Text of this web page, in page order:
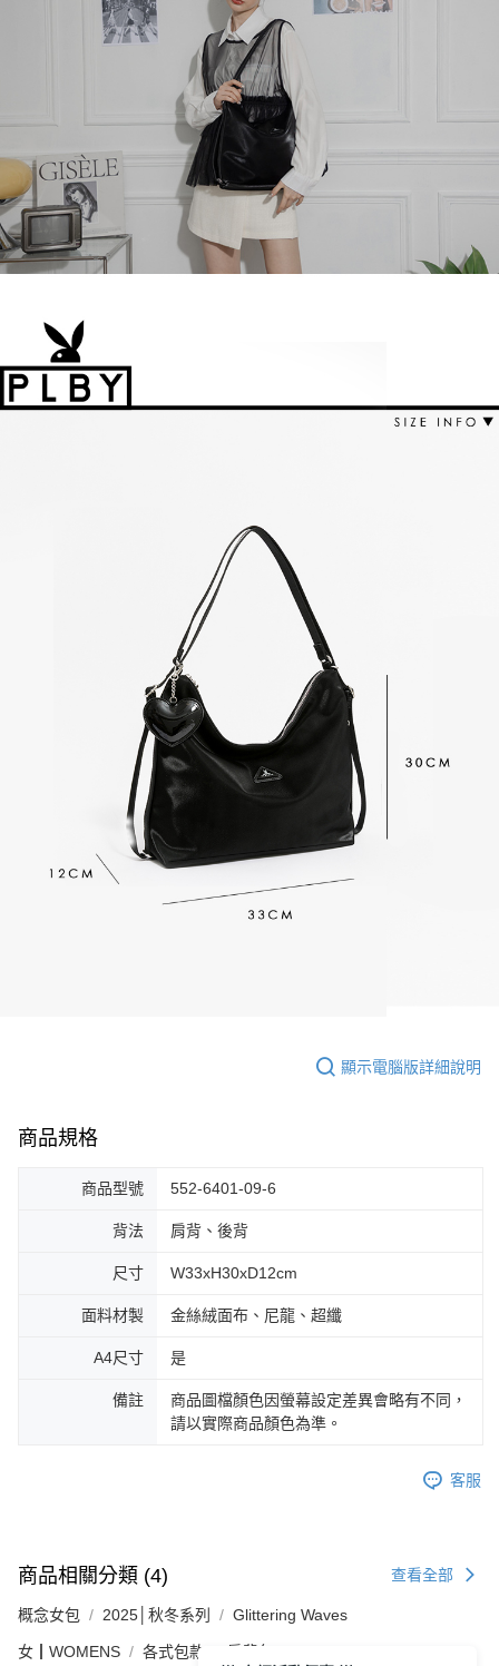
顯示電腦版詳細說明
商品規格
商品型號 552-6401-09-6
背法 肩背、後背
尺寸 W33xH30xD12cm
面料材製 金絲絨面布、尼龍、超纖
A4尺寸 是
備註
商品圖檔顏色因螢幕設定差異會略有不同，
請以實際商品顏色為準。
客服
商品相關分類 (4) 查看全部
概念女包 2025│秋冬系列 Glittering Waves
女┃WOMENS 各式包款 肩背包